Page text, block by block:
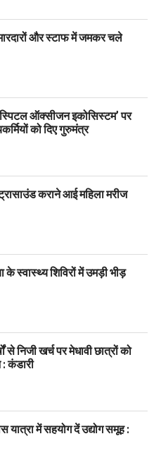
और स्टाफ में जमकर चले
ऑक्सीजन इकोसिस्टम’ पर
को दिए गुरुमंत्र
कराने आई महिला मरीज
स्वास्थ्य शिविरों में उमड़ी भीड़
से निजी खर्च पर मेधावी छात्रों को
: कंडारी
यात्रा में सहयोग दें उद्योग समूह :